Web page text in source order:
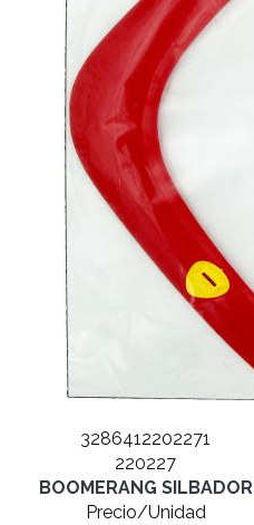
3286412202271
220227
BOOMERANG SILBADOR
Precio/Unidad